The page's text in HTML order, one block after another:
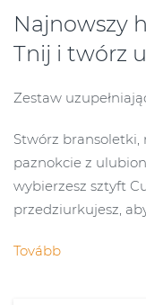
Najnowszy
Tnij i twórz
Zestaw
Stwórz bransoletki,
paznokcie z
wybierzesz sztyft
przedziurkujesz,
Tovább